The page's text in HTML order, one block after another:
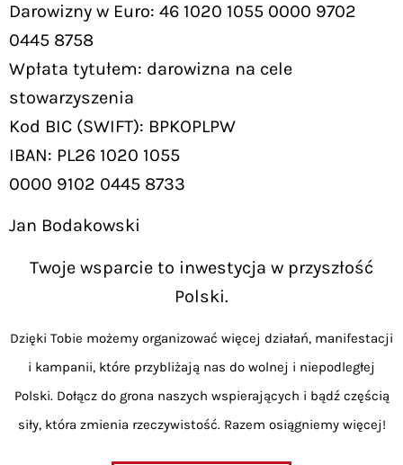
Darowizny w Euro: 46 1020 1055 0000 9702
0445 8758
Wpłata tytułem: darowizna na cele
stowarzyszenia
Kod BIC (SWIFT): BPKOPLPW
IBAN: PL26 1020 1055
0000 9102 0445 8733
Jan Bodakowski
Twoje wsparcie to inwestycja w przyszłość
Polski.
Dzięki Tobie możemy organizować więcej działań, manifestacji
i kampanii, które przybliżają nas do wolnej i niepodległej
Polski. Dołącz do grona naszych wspierających i bądź częścią
siły, która zmienia rzeczywistość. Razem osiągniemy więcej!